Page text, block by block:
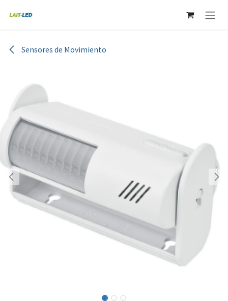
Sensores de Movimiento